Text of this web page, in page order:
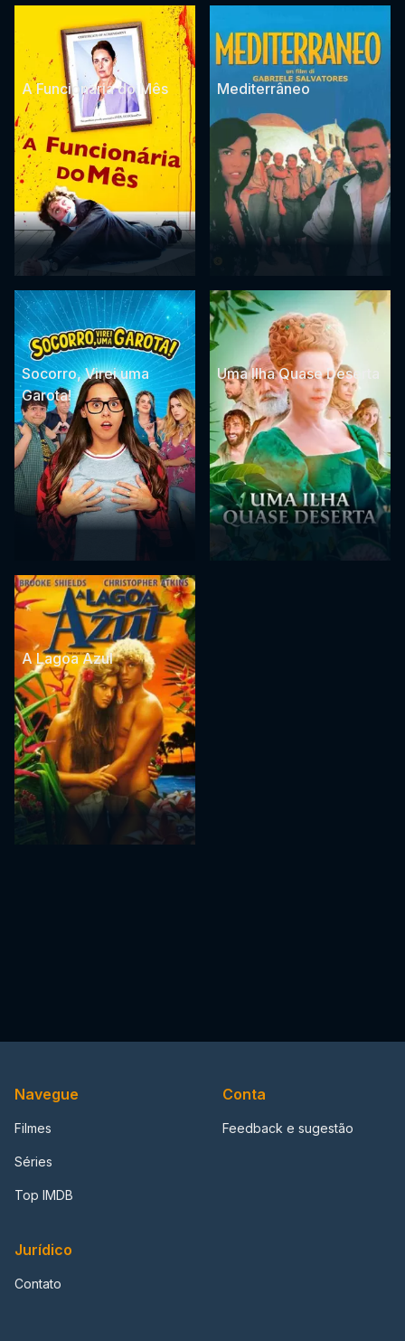
A Funcionária do Mês Mediterrâneo
Socorro, Virei uma
Garota!
Uma Ilha Quase Deserta
A Lagoa Azul
Navegue
Filmes
Séries
Top IMDB
Conta
Feedback e sugestão
Jurídico
Contato